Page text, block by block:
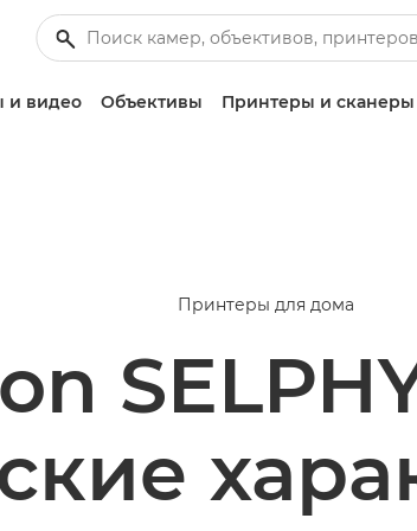
и видео Объективы Принтеры и сканеры
Принтеры для дома